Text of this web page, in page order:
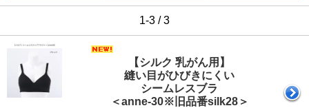
1-3 / 3
【シルク 乳がん用】
縫い目がひびきにくい
シームレスブラ
＜anne-30※旧品番silk28＞